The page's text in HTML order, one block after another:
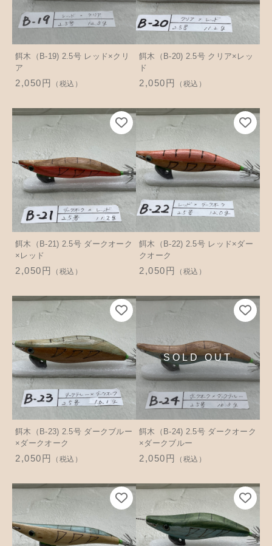
餌木（B-19) 2.5号 レッド×クリ
ア
2,050円 （税込）
餌木（B-20) 2.5号 クリア×レッ
ド
2,050円 （税込）
餌木（B-21) 2.5号 ダークオーク
×レッド
2,050円 （税込）
餌木（B-22) 2.5号 レッド×ダー
クオーク
2,050円 （税込）
餌木（B-23) 2.5号 ダークブルー
×ダークオーク
2,050円 （税込）
餌木（B-24) 2.5号 ダークオーク
×ダークブルー
2,050円 （税込）